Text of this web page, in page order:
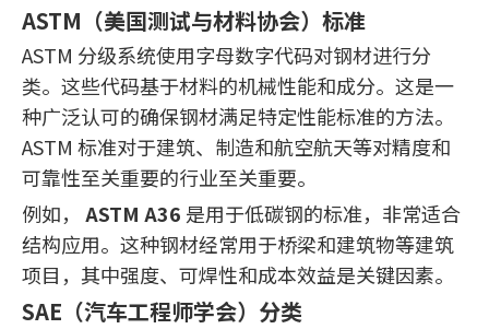
ASTM（美国测试与材料协会）标准
ASTM 分级系统使用字母数字代码对钢材进行分
类。这些代码基于材料的机械性能和成分。这是一
种广泛认可的确保钢材满足特定性能标准的方法。
ASTM 标准对于建筑、制造和航空航天等对精度和
可靠性至关重要的行业至关重要。
例如， ASTM A36 是用于低碳钢的标准，非常适合
结构应用。这种钢材经常用于桥梁和建筑物等建筑
项目，其中强度、可焊性和成本效益是关键因素。
SAE（汽车工程师学会）分类